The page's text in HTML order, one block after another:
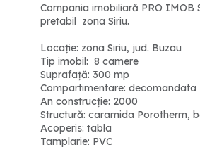
Compania imobiliară PRO IMOB
pretabil zona Siriu.
Locație: zona Siriu, jud. Buzau
Tip imobil: 8 camere
Suprafață: 300 mp
Compartimentare: decomandata
An construcție: 2000
Structură: caramida Porotherm,
Acoperis: tabla
Tamplarie: PVC